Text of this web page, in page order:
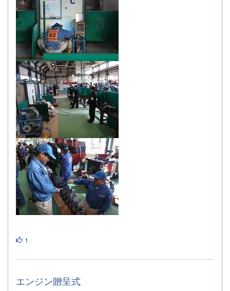
1
エンジン贈呈式